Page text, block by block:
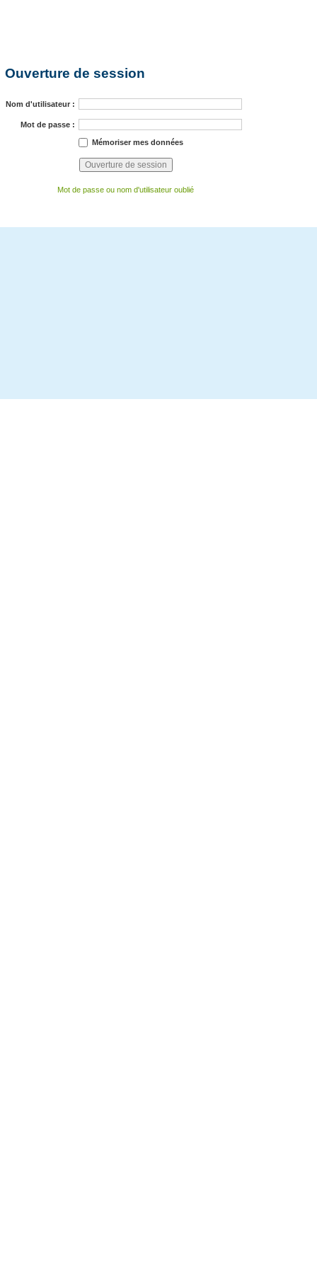
Ouverture de session
Nom d'utilisateur :
Mot de passe :
Mémoriser mes données
Mot de passe ou nom d'utilisateur oublié